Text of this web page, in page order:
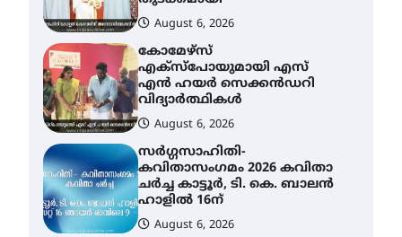
വിദ്യാർത്ഥികൾ
August 6, 2026
സർഗ്ഗസാഹിതി-
കവിതാസംഗമം 2026 കവിതാ
ചർച്ച കാട്ടൂർ, ടി. കെ. ബാലൻ
ഹാളിൽ 16ന്
August 6, 2026
ഇടത്തരം മഴയ്ക്കും കാറ്റിനും
സാധ്യത ഇരിങ്ങാലക്കുടയിൽ
4.4 മില്ലി മീറ്റർ മഴ ലഭിച്ചു
August 6, 2026